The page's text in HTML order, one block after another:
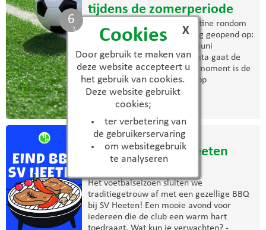
Cookies
Door gebruik te maken van
deze website accepteert u
het gebruik van cookies.
Deze website gebruikt
cookies;
ter verbetering van
de gebruikerservaring
om websitegebruik
te analyseren
X
5
tijdens de zomerperiode
De komende weken is de kantine rondom
trainingen en wedstrijden nog geopend op:
Woensdag 3 juni Zaterdag 6 juni
Woensdag 10 juni Na deze data gaat de
zomerregeling in. Vanaf dat moment is de
kantine uitsluitend geopend op
donderdagavond. Wij ...
> lees meer
03/06/2026| Activiteiten
Eind BBQ bij S.V. Heeten
Het voetbalseizoen sluiten we
traditiegetrouw af met een gezellige BBQ
bij SV Heeten! Een mooie avond voor
iedereen die de club een warm hart
toedraagt. Wat kun je verwachten? -